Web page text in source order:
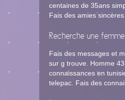
centaines de 35ans
Fais des amies
Recherche une
Fais des messages et
sur g trouve. Homme
connaissances en
telepac. Fais des